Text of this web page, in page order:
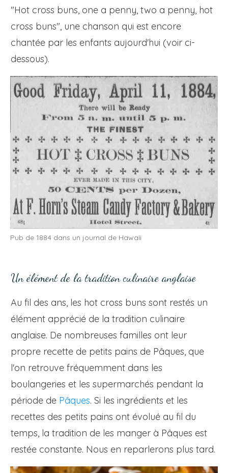
"Hot cross buns, one a penny, two a penny, hot
cross buns", une chanson qui est encore
chantée par les enfants aujourd'hui (voir ci-
dessous).
Pub de 1884 dans un journal de Hawaii
Un élément de la tradition culinaire anglaise
Au fil des ans, les hot cross buns sont restés un
élément apprécié de la tradition culinaire
anglaise. De nombreuses familles ont leur
propre recette de petits pains de Pâques, que
l'on retrouve fréquemment dans les
boulangeries et les supermarchés pendant la
période de Pâques. Si les ingrédients et les
recettes des petits pains ont évolué au fil du
temps, la tradition de les manger à Pâques est
restée constante. Nous en reparlerons plus tard.